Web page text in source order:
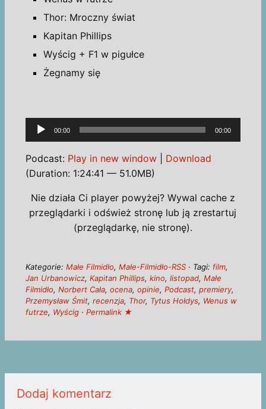
Thor: Mroczny świat
Kapitan Phillips
Wyścig + F1 w pigułce
Żegnamy się
Odtwarzacz
plików
dźwiękowych
00:00 00:00
Podcast: Play in new window| Download
(Duration: 1:24:41 — 51.0MB)
Nie działa Ci player powyżej? Wywal cache z
przeglądarki i odśwież stronę lub ją zrestartuj
(przeglądarkę, nie stronę).
Kategorie: Małe Filmidło, Małe-Filmidło-RSS· Tagi: film,
Jan Urbanowicz, Kapitan Phillips, kino, listopad, Małe
Filmidło, Norbert Cała, ocena, opinie, Podcast, premiery,
Przemysław Śmit, recenzja, Thor, Tytus Hołdys, Wenus w
futrze, Wyścig· Permalink ★
Dodaj komentarz